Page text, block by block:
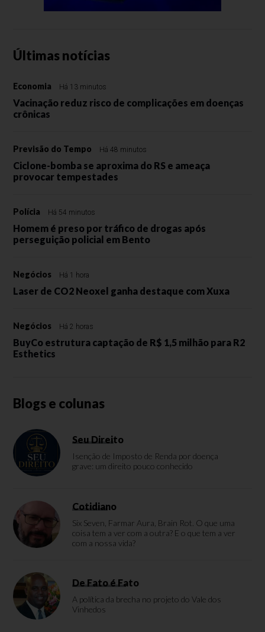
Últimas notícias
Economia Há 13 minutos
Vacinação reduz risco de complicações em doenças
crônicas
Previsão do Tempo Há 48 minutos
Ciclone-bomba se aproxima do RS e ameaça
provocar tempestades
Polícia Há 54 minutos
Homem é preso por tráfico de drogas após
perseguição policial em Bento
Negócios Há 1 hora
Laser de CO2 Neoxel ganha destaque com Xuxa
Negócios Há 2 horas
BuyCo estrutura captação de R$ 1,5 milhão para R2
Esthetics
Blogs e colunas
Seu Direito
Isenção de Imposto de Renda por doença
grave: um direito pouco conhecido
Cotidiano
Six Seven, Farmar Aura, Brain Rot. O que uma
coisa tem a ver com a outra? E o que tem a ver
com a nossa vida?
De Fato é Fato
A política da brecha no projeto do Vale dos
Vinhedos